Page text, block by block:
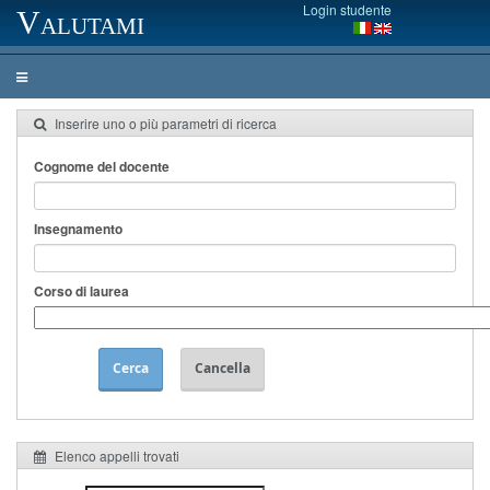
Valutami Login studente
Inserire uno o più parametri di ricerca
Cognome del docente
Insegnamento
Corso di laurea
Cerca Cancella
Elenco appelli trovati